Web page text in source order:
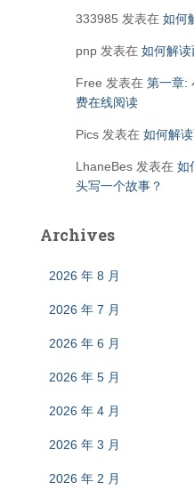
333985 发表在 如何
pnp 发表在 如何解读
Free 发表在 第一章:
费在线阅读
Pics 发表在 如何解
LhaneBes 发表在 如
头写一个故事？
Archives
2026 年 8 月
2026 年 7 月
2026 年 6 月
2026 年 5 月
2026 年 4 月
2026 年 3 月
2026 年 2 月